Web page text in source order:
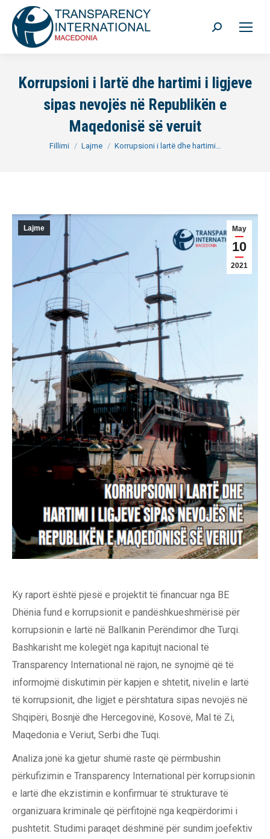
Search:
Korrupsioni i lartë dhe hartimi i ligjeve
sipas nevojës në Republikën e
Maqedonisë së veruit
You are here:
Fillimi Lajme Korrupsioni i lartë dhe hartimi…
May
10
2021
Lajme
Ky raport është pjesë e projektit të financuar nga BE
Dhënia fund e korrupsionit e pandëshkueshmërisë për
korrupsionin e lartë në Ballkanin Perëndimor dhe Turqi.
Bashkarisht me kolegët nga kapitujt nacional të
Transparency International në rajon, ne synojmë që të
informojmë diskutimin për kapjen e shtetit, nivelin e lartë
të korrupsionit, dhe ligjet e përshtatura sipas nevojës në
Shqipëri, Bosnjë dhe Hercegovinë, Kosovë, Mal të Zi,
Maqedonia e Veriut, Serbi dhe Tuqi.
Analiza jonë ka gjetur shumë raste që përmbushin
përkufizimin e Transparency International për korrupsionin
e lartë dhe ekzistimin e konfirmuar të strukturave të
organizuara kriminale që përfitojnë nga keqpërdorimi i
pushtetit. Studimi paraqet dëshminë për sundim joefektiv